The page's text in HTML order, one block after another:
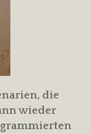
die
wieder